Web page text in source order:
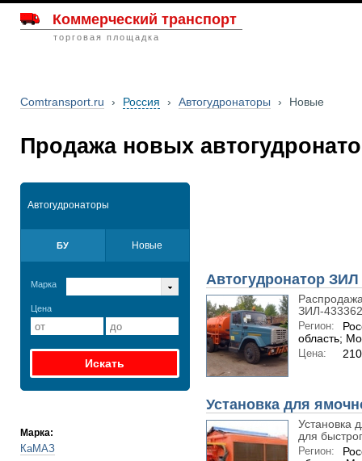
Коммерческий транспорт
торговая площадка
Comtransport.ru › Россия › Автогудронаторы › Новые
Продажа новых
Автогудронаторы
БУ Новые
Марка
Цена
Марка:
КаМАЗ
Автогудронатор
ЗИЛ-
Регион:
область;
Цена:
Установка для
Установка
для
Регион: